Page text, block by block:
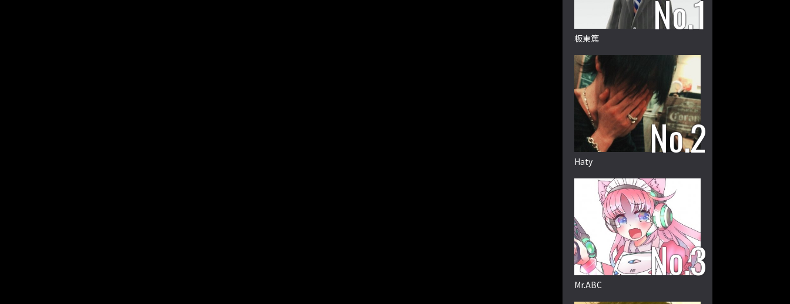
板東篤
Haty
Mr.ABC